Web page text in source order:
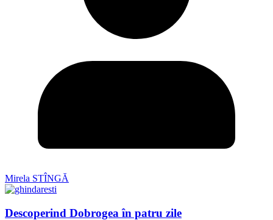
Mirela STÎNGĂ
Descoperind Dobrogea în patru zile